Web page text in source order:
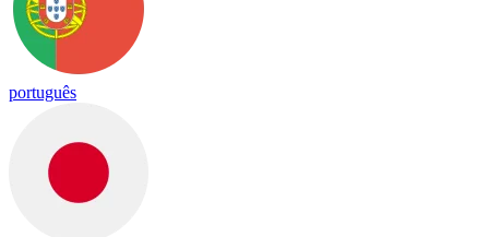
português